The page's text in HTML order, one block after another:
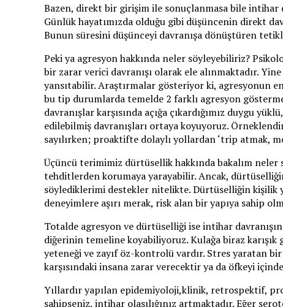
Bazen, direkt bir girişim ile sonuçlanmasa bile
Günlük hayatımızda olduğu gibi düşüncenin direkt
Bunun süresini düşünceyi davranışa dönüştüren
Peki ya agresyon hakkında neler söyleyebiliriz?
bir zarar verici davranışı olarak ele alınmaktadır.
yansıtabilir. Araştırmalar gösteriyor ki, agresyonun
bu tip durumlarda temelde 2 farklı agresyon
davranışlar karşısında açığa çıkardığımız duygu
edilebilmiş davranışları ortaya koyuyoruz.
sayılırken; proaktifte dolaylı yollardan ‘trip atmak,
Üçüncü terimimiz dürtüsellik hakkında bakalım
tehditlerden korumaya yarayabilir. Ancak,
söylediklerimi destekler nitelikte. Dürtüselliğin kişilik
deneyimlere aşırı merak, risk alan bir yapıya sahip
Totalde agresyon ve dürtüselliği ise intihar
diğerinin temeline koyabiliyoruz. Kulağa biraz
yeteneği ve zayıf öz-kontrolü vardır. Stres yaratan
karşısındaki insana zarar verecektir ya da öfkeyi
Yıllardır yapılan epidemiyoloji,klinik, retrospektif,
sahipseniz, intihar olasılığınız artmaktadır. Eğer